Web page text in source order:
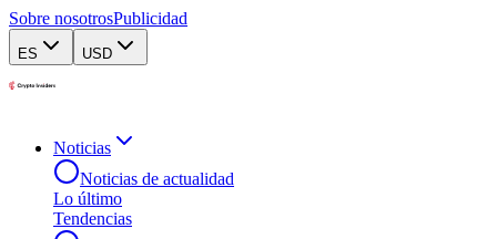
Sobre nosotrosPublicidad
ES USD
Noticias
Noticias de actualidad
Lo último
Tendencias